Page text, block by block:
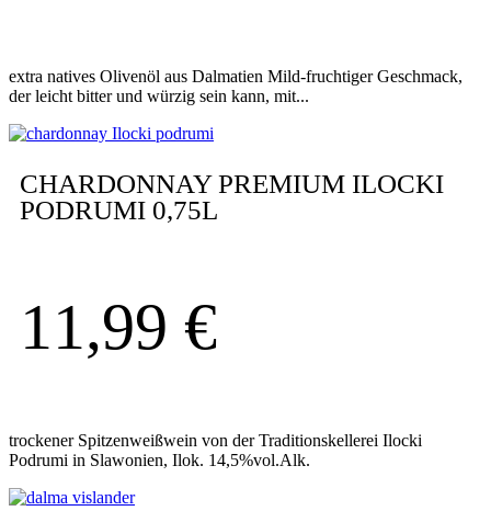
extra natives Olivenöl aus Dalmatien Mild-fruchtiger Geschmack,
der leicht bitter und würzig sein kann, mit...
CHARDONNAY PREMIUM ILOCKI
PODRUMI 0,75L
11,99 €
trockener Spitzenweißwein von der Traditionskellerei Ilocki
Podrumi in Slawonien, Ilok. 14,5%vol.Alk.